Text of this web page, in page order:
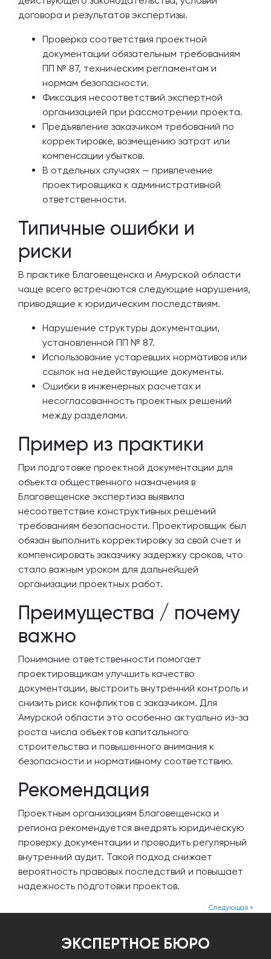
договора и результатов экспертизы.
Проверка соответствия проектной
документации обязательным требованиям
ПП № 87, техническим регламентам и
нормам безопасности.
Фиксация несоответствий экспертной
организацией при рассмотрении проекта.
Предъявление заказчиком требований по
корректировке, возмещению затрат или
компенсации убытков.
В отдельных случаях — привлечение
проектировщика к административной
ответственности.
Типичные ошибки и
риски
В практике Благовещенска и Амурской области
чаще всего встречаются следующие нарушения,
приводящие к юридическим последствиям.
Нарушение структуры документации,
установленной ПП № 87.
Использование устаревших нормативов или
ссылок на недействующие документы.
Ошибки в инженерных расчетах и
несогласованность проектных решений
между разделами.
Пример из практики
При подготовке проектной документации для
объекта общественного назначения в
Благовещенске экспертиза выявила
несоответствие конструктивных решений
требованиям безопасности. Проектировщик был
обязан выполнить корректировку за свой счет и
компенсировать заказчику задержку сроков, что
стало важным уроком для дальнейшей
организации проектных работ.
Преимущества / почему
важно
Понимание ответственности помогает
проектировщикам улучшить качество
документации, выстроить внутренний контроль и
снизить риск конфликтов с заказчиком. Для
Амурской области это особенно актуально из-за
роста числа объектов капитального
строительства и повышенного внимания к
безопасности и нормативному соответствию.
Рекомендация
Проектным организациям Благовещенска и
региона рекомендуется внедрять юридическую
проверку документации и проводить регулярный
внутренний аудит. Такой подход снижает
вероятность правовых последствий и повышает
надежность подготовки проектов.
Следующая »
ЭКСПЕРТНОЕ БЮРО